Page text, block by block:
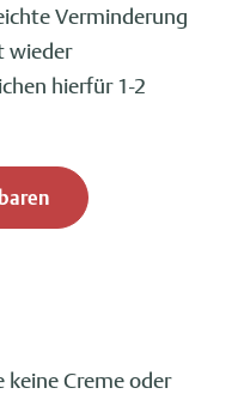
Verminderung
wieder
hierfür 1-2
keine Creme oder